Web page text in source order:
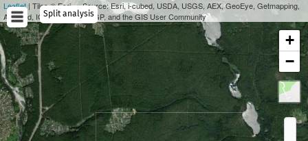
Split analysis
Leaflet| Tiles © Esri — Source: Esri, i-cubed, USDA, USGS, AEX, GeoEye, Getmapping,
Aerogrid, IGN, IGP, UPR-EGP, and the GIS User Community
+
−